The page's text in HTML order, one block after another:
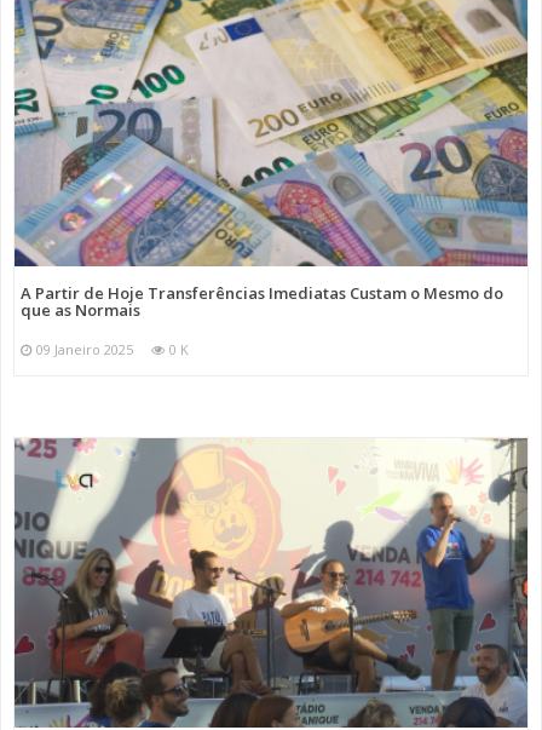
A Partir de Hoje Transferências Imediatas Custam o Mesmo do
que as Normais
09 Janeiro 2025 0 K